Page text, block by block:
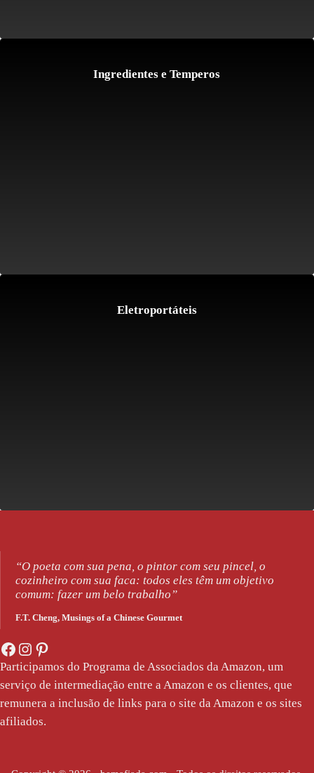
Ingredientes e Temperos
Eletroportáteis
“O poeta com sua pena, o pintor com seu pincel, o
cozinheiro com sua faca: todos eles têm um objetivo
comum: fazer um belo trabalho”
F.T. Cheng, Musings of a Chinese Gourmet
Facebook
Instagram
Pinterest
Participamos do Programa de Associados da Amazon, um
serviço de intermediação entre a Amazon e os clientes, que
remunera a inclusão de links para o site da Amazon e os sites
afiliados.